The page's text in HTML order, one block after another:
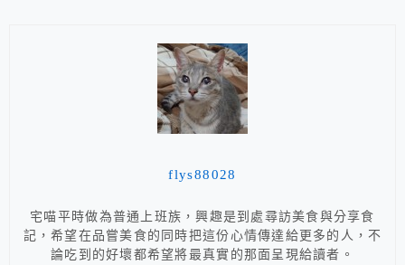
flys88028
宅喵平時做為普通上班族，興趣是到處尋訪美食與分享食
記，希望在品嘗美食的同時把這份心情傳達給更多的人，不
論吃到的好壞都希望將最真實的那面呈現給讀者。